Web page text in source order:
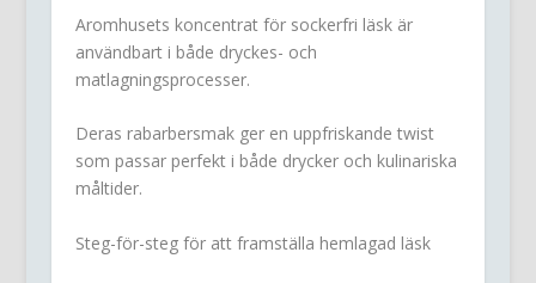
Aromhusets koncentrat för sockerfri läsk är
användbart i både dryckes- och
matlagningsprocesser.
Deras rabarbersmak ger en uppfriskande twist
som passar perfekt i både drycker och kulinariska
måltider.
Steg-för-steg för att framställa hemlagad läsk